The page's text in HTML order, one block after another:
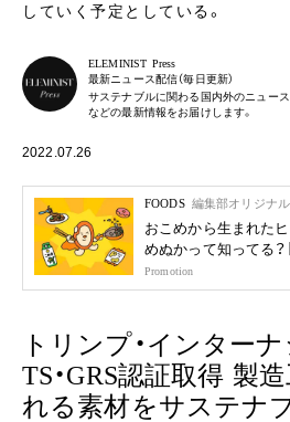
していく予定としている。
ELEMINIST Press
最新ニュース配信（毎日更新）
サステナブルに関わる国内外のニュース
などの最新情報をお届けします。
2022.07.26
FOODS 編集部オリジナル
おこめから生まれたヒ
めぬかって知ってる？
Promotion
トリンプ・インター
TS・GRS認証取得 製
れる素材をサステナ